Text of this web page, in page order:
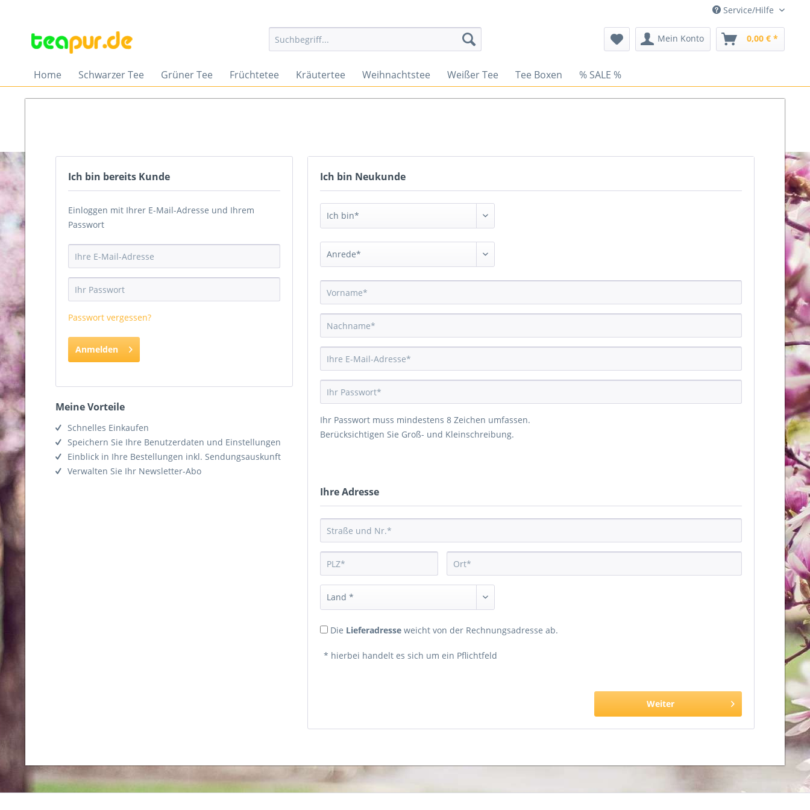
Service/Hilfe
Mein Konto 0,00 € *
Home Schwarzer Tee Grüner Tee Früchtetee Kräutertee Weihnachtstee Weißer Tee Tee Boxen % SALE %
Ich bin Neukunde
Ihr Passwort muss mindestens 8 Zeichen umfassen.
Berücksichtigen Sie Groß- und Kleinschreibung.
Ihre Adresse
Die Lieferadresseweicht von der Rechnungsadresse ab.
* hierbei handelt es sich um ein Pflichtfeld
Weiter
Ich bin bereits Kunde
Einloggen mit Ihrer E-Mail-Adresse und Ihrem
Passwort
Passwort vergessen?
Anmelden
Meine Vorteile
Schnelles Einkaufen
Speichern Sie Ihre Benutzerdaten und Einstellungen
Einblick in Ihre Bestellungen inkl. Sendungsauskunft
Verwalten Sie Ihr Newsletter-Abo